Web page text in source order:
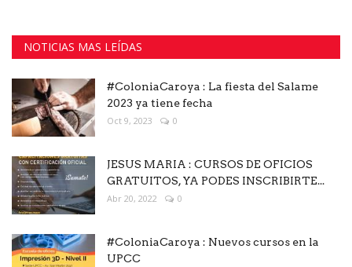
NOTICIAS MAS LEÍDAS
#ColoniaCaroya : La fiesta del Salame
2023 ya tiene fecha
Oct 9, 2023 0
JESUS MARIA : CURSOS DE OFICIOS
GRATUITOS, YA PODES INSCRIBIRTE...
Abr 20, 2022 0
#ColoniaCaroya : Nuevos cursos en la
UPCC